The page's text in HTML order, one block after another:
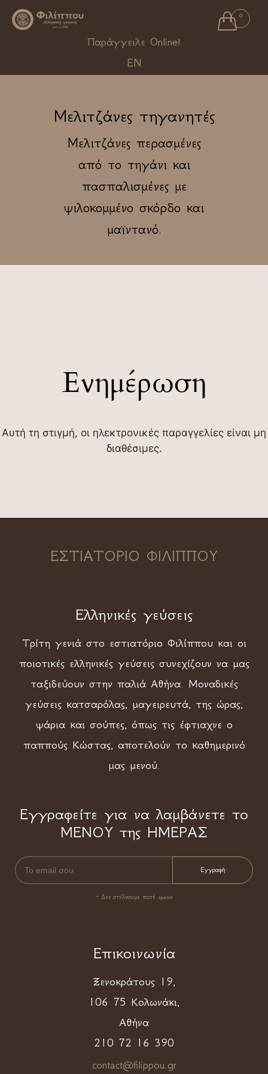
 0
Παράγγειλε Online!
EN
Μελιτζάνες τηγανητές
Μελιτζάνες περασμένες
από το τηγάνι και
πασπαλισμένες με
ψιλοκομμένο σκόρδο και
μαϊντανό.
Ενημέρωση
Αυτή τη στιγμή, οι ηλεκτρονικές παραγγελίες είναι μη
διαθέσιμες.
ΕΣΤΙΑΤΟΡΙΟ ΦΙΛΙΠΠΟΥ
Ελληνικές γεύσεις
Τρίτη γενιά στο εστιατόριο Φιλίππου και οι
ποιοτικές ελληνικές γεύσεις συνεχίζουν να μας
ταξιδεύουν στην παλιά Αθήνα. Μοναδικές
γεύσεις κατσαρόλας, μαγειρευτά, της ώρας,
ψάρια και σούπες, όπως τις έφτιαχνε ο
παππούς Κώστας, αποτελούν το καθημερινό
μας μενού.
Εγγραφείτε για να λαμβάνετε το
ΜΕΝΟΥ της ΗΜΕΡΑΣ
* Δεν στέλνουμε ποτέ spam!
Επικοινωνία
Ξενοκράτους 19,
106 75 Κολωνάκι,
Αθήνα
210 72 16 390
contact@filippou.gr